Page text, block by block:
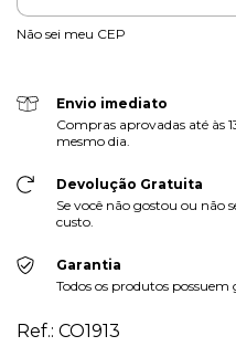
Não sei meu CEP
Envio imediato
Compras aprovadas até às
mesmo dia.
Devolução Gratuita
Se você não gostou ou não
custo.
Garantia
Todos os produtos
Ref.: CO1913